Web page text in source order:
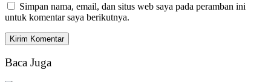
Simpan nama, email, dan situs web saya pada peramban ini
untuk komentar saya berikutnya.
Baca Juga